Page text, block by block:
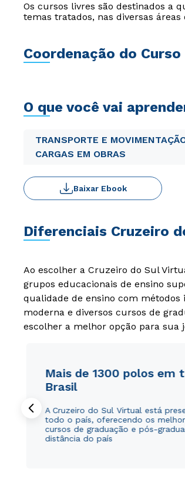
Os cursos livres são destinados a
temas tratados, nas diversas
Coordenação do Curso
O que você vai
TRANSPORTE E
CARGAS EM OBRAS
Baixar Ebook
Diferenciais Cruzeiro
Ao escolher a Cruzeiro do Sul
grupos educacionais de ensino
qualidade de ensino com
moderna e diversos cursos de
escolher a melhor opção para sua
Mais de 1300 polos em
Brasil
A Cruzeiro do Sul Virtual está
todo o país, oferecendo os
cursos de graduação e pós-
distância do país